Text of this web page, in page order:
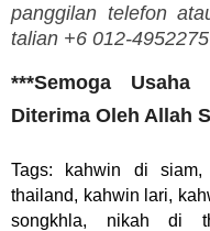
panggilan telefon
talian +6 012-
***Semoga
Diterima Oleh Allah
Tags: kahwin di
thailand, kahwin lari,
songkhla, nikah di